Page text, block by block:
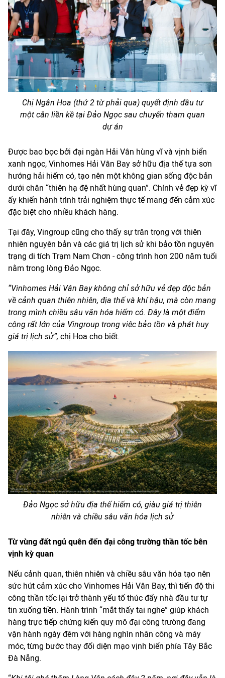
Chị Ngân Hoa (thứ 2 từ phải qua) quyết định đầu tư
một căn liền kề tại Đảo Ngọc sau chuyến tham quan
dự án
Được bao bọc bởi đại ngàn Hải Vân hùng vĩ và vịnh biển
xanh ngọc, Vinhomes Hải Vân Bay sở hữu địa thế tựa sơn
hướng hải hiếm có, tạo nên một không gian sống độc bản
dưới chân “thiên hạ đệ nhất hùng quan”. Chính vẻ đẹp kỳ vĩ
ấy khiến hành trình trải nghiệm thực tế mang đến cảm xúc
đặc biệt cho nhiều khách hàng.
Tại đây, Vingroup cũng cho thấy sự trân trọng với thiên
nhiên nguyên bản và các giá trị lịch sử khi bảo tồn nguyên
trạng di tích Trạm Nam Chơn - công trình hơn 200 năm tuổi
nằm trong lòng Đảo Ngọc.
“Vinhomes Hải Vân Bay không chỉ sở hữu vẻ đẹp độc bản
về cảnh quan thiên nhiên, địa thế và khí hậu, mà còn mang
trong mình chiều sâu văn hóa hiếm có. Đây là một điểm
cộng rất lớn của Vingroup trong việc bảo tồn và phát huy
giá trị lịch sử”, chị Hoa cho biết.
Đảo Ngọc sở hữu địa thế hiếm có, giàu giá trị thiên
nhiên và chiều sâu văn hóa lịch sử
Từ vùng đất ngủ quên đến đại công trường thần tốc bên
vịnh kỳ quan
Nếu cảnh quan, thiên nhiên và chiều sâu văn hóa tạo nên
sức hút cảm xúc cho Vinhomes Hải Vân Bay, thì tiến độ thi
công thần tốc lại trở thành yếu tố thúc đẩy nhà đầu tư tự
tin xuống tiền. Hành trình “mắt thấy tai nghe” giúp khách
hàng trực tiếp chứng kiến quy mô đại công trường đang
vận hành ngày đêm với hàng nghìn nhân công và máy
móc, từng bước thay đổi diện mạo vịnh biển phía Tây Bắc
Đà Nẵng.